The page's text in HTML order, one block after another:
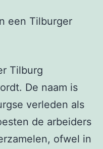
een Tilburger
Tilburg
De naam is
verleden als
de arbeiders
ofwel in